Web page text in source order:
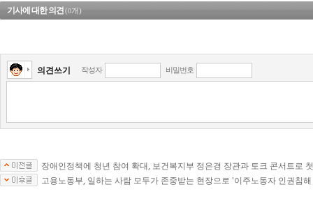
기사에 대한 의견(0개)
의견쓰기 작성자 비밀번호
장애인정책에 청년 참여 확대, 보건복지부 정은경 장관과 토크 콘서트로
고용노동부, 일하는 사람 모두가 존중받는 현장으로 '이주노동자 인권침